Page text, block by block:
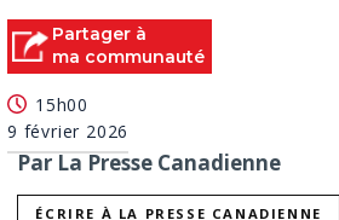
Partager à
ma communauté
15h00
9 février 2026
Par La Presse Canadienne
ÉCRIRE À LA PRESSE CANADIENNE